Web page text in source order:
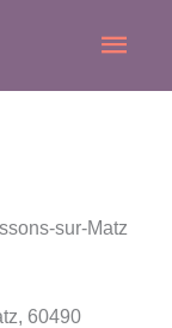
sur-Matz
60490